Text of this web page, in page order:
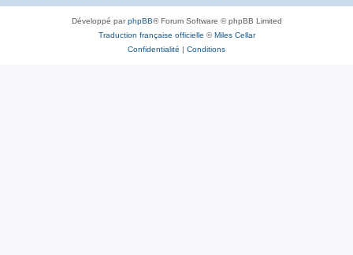
Développé parphpBB® Forum Software © phpBB Limited
Traduction française officielle ©Miles Cellar
Confidentialité | Conditions